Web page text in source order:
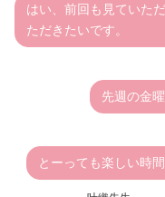
はい、前回も見ていた
ただきたいです。
先週の金
とーっても楽しい時